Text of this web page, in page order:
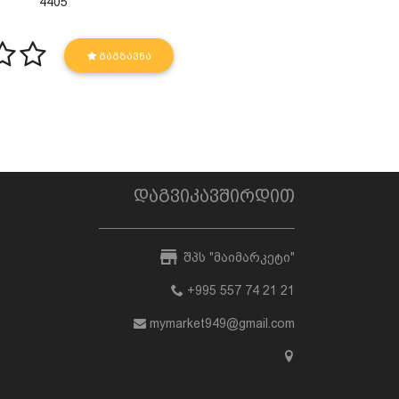
ᲒᲐᲒᲖᲐᲕᲜᲐ
დაგვიკავშირდით
შპს "მაიმარკეტი"
+995 557 74 21 21
mymarket949@gmail.com